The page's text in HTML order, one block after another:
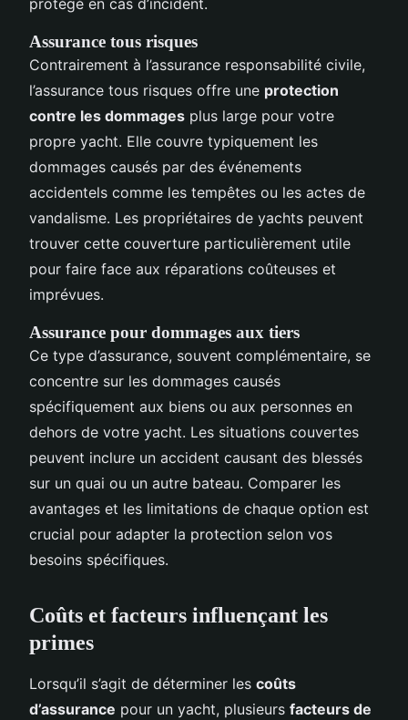
protégé en cas d’incident.
Assurance tous risques
Contrairement à l’assurance responsabilité civile,
l’assurance tous risques offre une protection
contre les dommages plus large pour votre
propre yacht. Elle couvre typiquement les
dommages causés par des événements
accidentels comme les tempêtes ou les actes de
vandalisme. Les propriétaires de yachts peuvent
trouver cette couverture particulièrement utile
pour faire face aux réparations coûteuses et
imprévues.
Assurance pour dommages aux tiers
Ce type d’assurance, souvent complémentaire, se
concentre sur les dommages causés
spécifiquement aux biens ou aux personnes en
dehors de votre yacht. Les situations couvertes
peuvent inclure un accident causant des blessés
sur un quai ou un autre bateau. Comparer les
avantages et les limitations de chaque option est
crucial pour adapter la protection selon vos
besoins spécifiques.
Coûts et facteurs influençant les
primes
Lorsqu’il s’agit de déterminer les coûts
d’assurance pour un yacht, plusieurs facteurs de